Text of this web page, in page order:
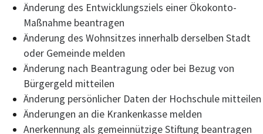
Änderung des Entwicklungsziels einer Ökokonto-
Maßnahme beantragen
Änderung des Wohnsitzes innerhalb derselben Stadt
oder Gemeinde melden
Änderung nach Beantragung oder bei Bezug von
Bürgergeld mitteilen
Änderung persönlicher Daten der Hochschule mitteilen
Änderungen an die Krankenkasse melden
Anerkennung als gemeinnützige Stiftung beantragen